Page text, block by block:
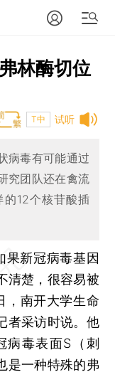
林酶切位
试听
T中
病毒有可能通过
究团队还在禽流
12个核苷酸插
果新冠病毒基因
清楚，很容易被
，南开大学生命
者采访时说。他
病毒表面S（刺
是一种特殊的弗